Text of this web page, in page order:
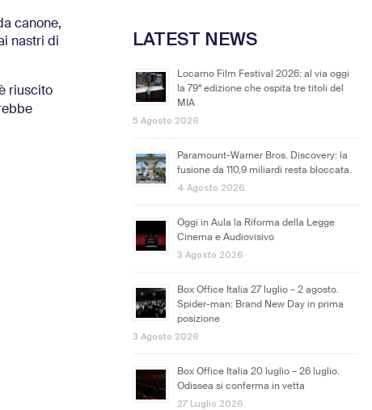
canone,
nastri di
riuscito
LATEST NEWS
Locarno Film Festival 2026: al via oggi
la 79ª edizione che ospita tre titoli del
MIA
5 Agosto 2026
Paramount-Warner Bros. Discovery: la
fusione da 110,9 miliardi resta bloccata.
4 Agosto 2026
Oggi in Aula la Riforma della Legge
Cinema e Audiovisivo
3 Agosto 2026
Box Office Italia 27 luglio – 2 agosto.
Spider-man: Brand New Day in prima
posizione
3 Agosto 2026
Box Office Italia 20 luglio – 26 luglio.
Odissea si conferma in vetta
27 Luglio 2026